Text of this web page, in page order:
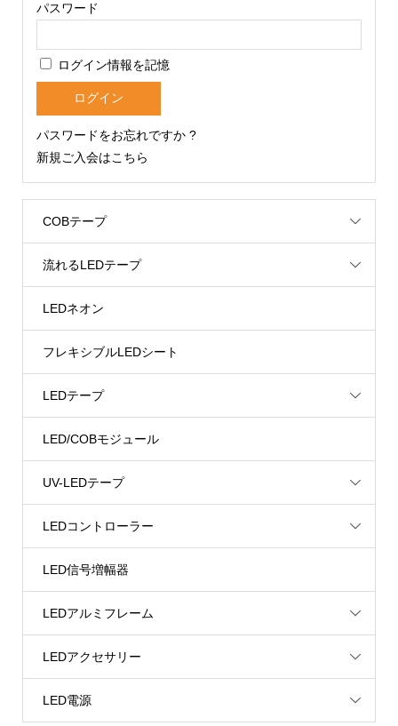
パスワード
ログイン情報を記憶
パスワードをお忘れですか ?
新規ご入会はこちら
COBテープ
流れるLEDテープ
LEDネオン
フレキシブルLEDシート
LEDテープ
LED/COBモジュール
UV-LEDテープ
LEDコントローラー
LED信号増幅器
LEDアルミフレーム
LEDアクセサリー
LED電源